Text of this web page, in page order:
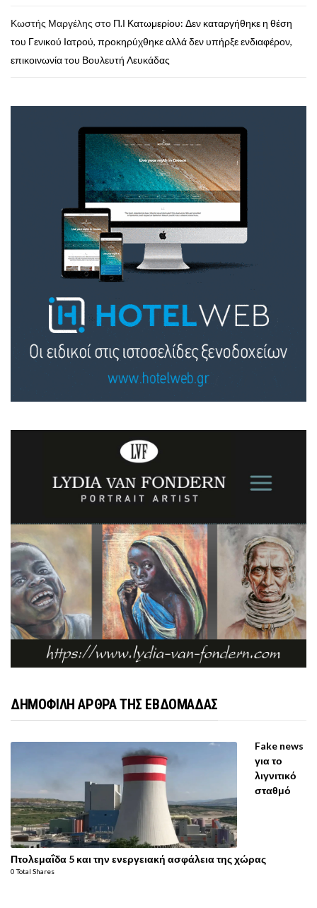
Κωστής Μαργέλης στο Π.Ι Κατωμερίου: Δεν καταργήθηκε η θέση
του Γενικού Ιατρού, προκηρύχθηκε αλλά δεν υπήρξε ενδιαφέρον,
επικοινωνία του Βουλευτή Λευκάδας
ΔΗΜΟΦΙΛΗ ΑΡΘΡΑ ΤΗΣ ΕΒΔΟΜΑΔΑΣ
Fake news
για το
λιγνιτικό
σταθμό
Πτολεμαΐδα 5 και την ενεργειακή ασφάλεια της χώρας
0 Total Shares